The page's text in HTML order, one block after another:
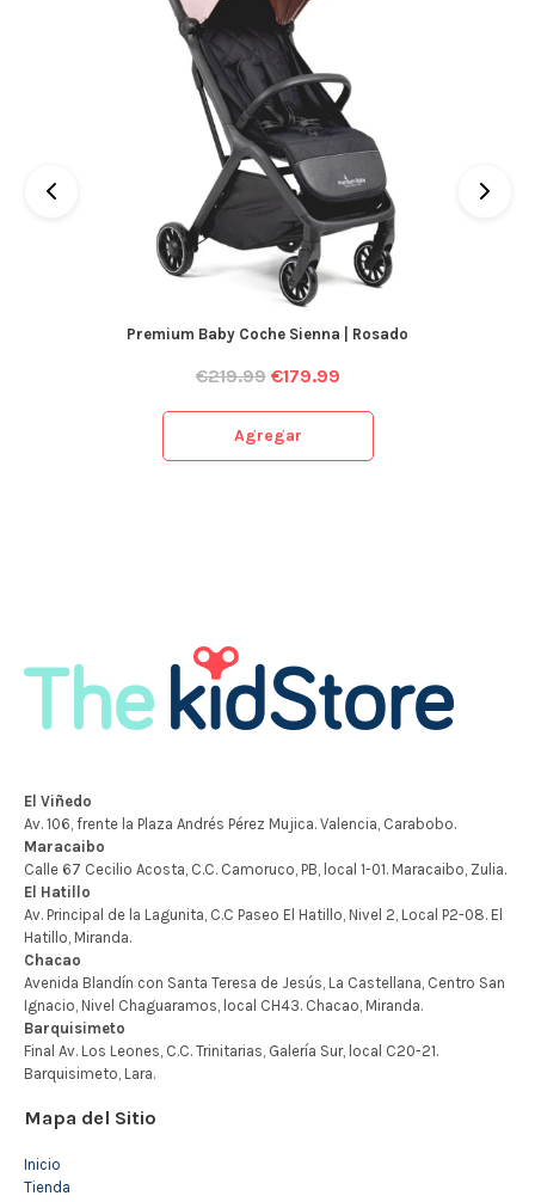
Premium Baby Coche Sienna | Rosado
€219.99 €179.99
Agregar
Mapa del Sitio
Inicio
Tienda